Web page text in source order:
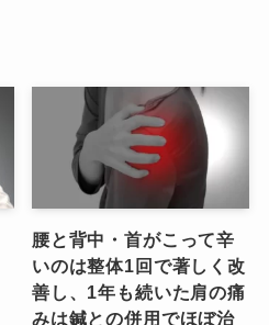
腰と背中・首がこって辛
いのは整体1回で著しく改
善し、1年も続いた肩の痛
みは鍼との併用でほぼ治